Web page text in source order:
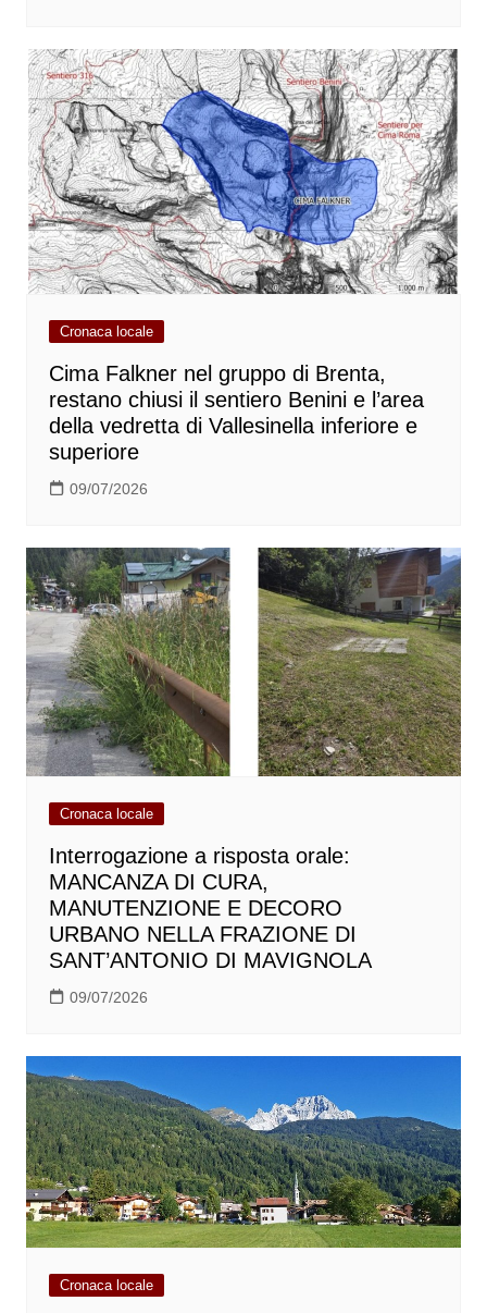
Cronaca locale
Cima Falkner nel gruppo di Brenta,
restano chiusi il sentiero Benini e l’area
della vedretta di Vallesinella inferiore e
superiore
09/07/2026
Cronaca locale
Interrogazione a risposta orale:
MANCANZA DI CURA,
MANUTENZIONE E DECORO
URBANO NELLA FRAZIONE DI
SANT’ANTONIO DI MAVIGNOLA
09/07/2026
Cronaca locale